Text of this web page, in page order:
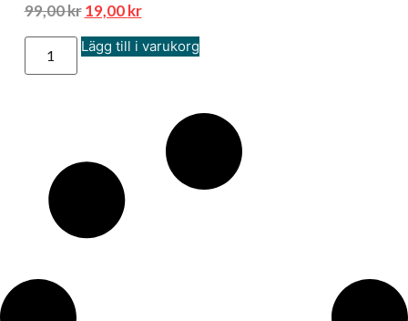
99,00kr 19,00kr
Lägg till i varukorg